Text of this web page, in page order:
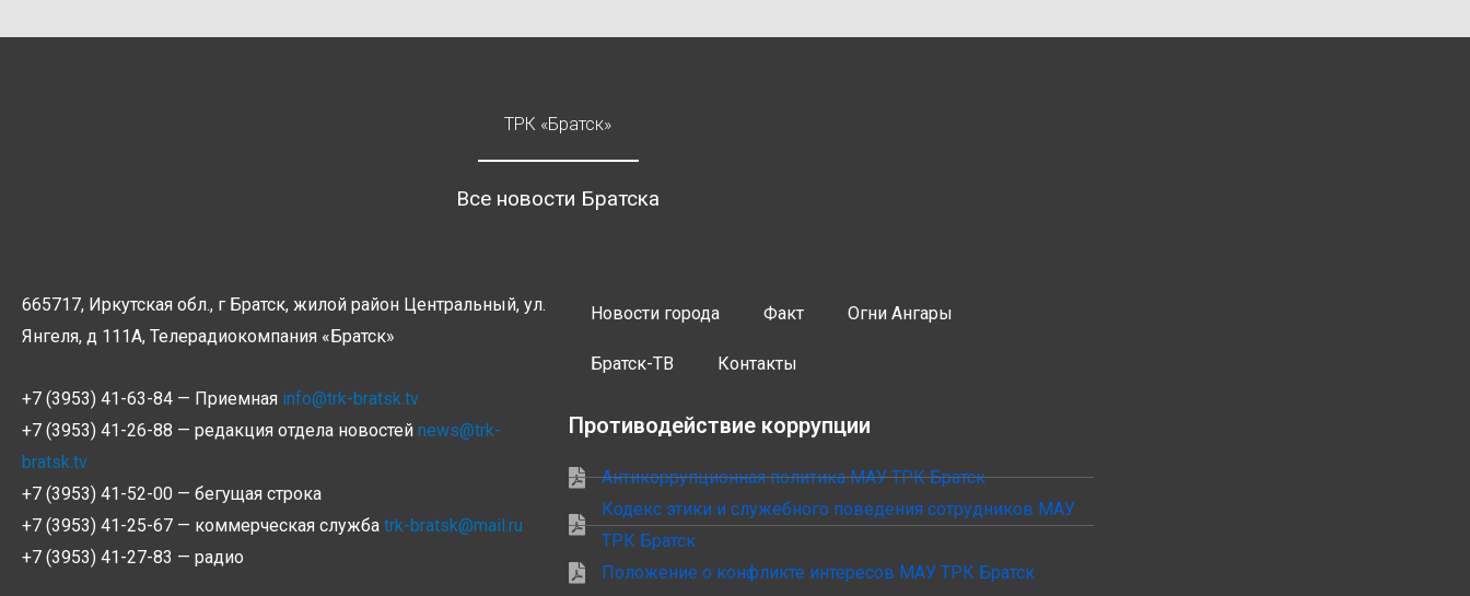
ТРК «Братск»
Все новости Братска
665717, Иркутская обл., г Братск, жилой район Центральный, ул.
Янгеля, д 111А, Телерадиокомпания «Братск»
+7 (3953) 41-63-84 — Приемная info@trk-bratsk.tv
+7 (3953) 41-26-88 — редакция отдела новостей news@trk-
bratsk.tv
+7 (3953) 41-52-00 — бегущая строка
+7 (3953) 41-25-67 — коммерческая служба trk-bratsk@mail.ru
+7 (3953) 41-27-83 — радио
Новости города Факт Огни Ангары
Братск-ТВ Контакты
Противодействие коррупции
Антикоррупционная политика МАУ ТРК Братск
Кодекс этики и служебного поведения сотрудников МАУ
ТРК Братск
Положение о конфликте интересов МАУ ТРК Братск